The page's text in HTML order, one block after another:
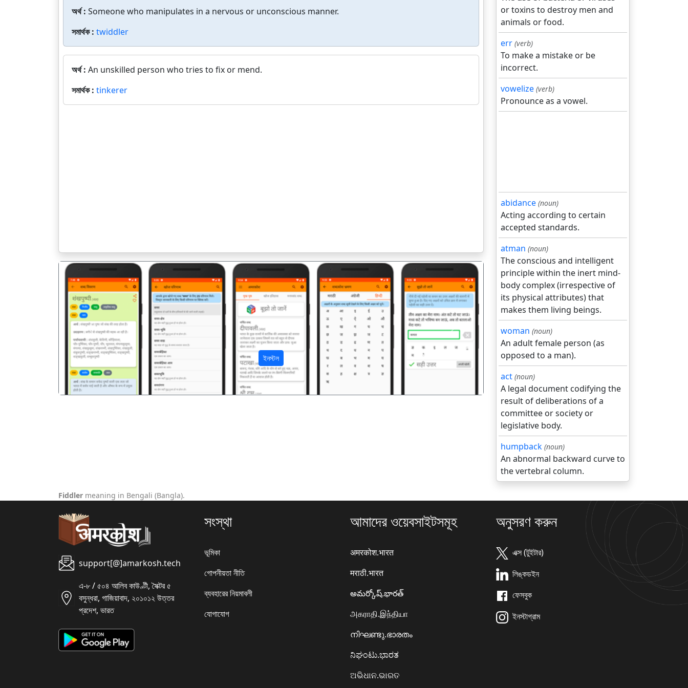
অর্থ : Someone who manipulates in a nervous or unconscious manner.
সমার্থক : twiddler
অর্থ : An unskilled person who tries to fix or mend.
সমার্থক : tinkerer
ইনস্টল
पिछला अगला
or toxins to destroy men and
animals or food.
err (verb)
To make a mistake or be
incorrect.
vowelize (verb)
Pronounce as a vowel.
abidance (noun)
Acting according to certain
accepted standards.
atman (noun)
The conscious and intelligent
principle within the inert mind-
body complex (irrespective of
its physical attributes) that
makes them living beings.
woman (noun)
An adult female person (as
opposed to a man).
act (noun)
A legal document codifying the
result of deliberations of a
committee or society or
legislative body.
humpback (noun)
An abnormal backward curve to
the vertebral column.
Fiddler meaning in Bengali (Bangla).
support[@]amarkosh.tech
এ-৮ / ৫০৪ আলিব কাউণ্টী, সৈক্টর ৫
বসুন্ধরা, গাজিয়াবাদ, ২০১০১২ উত্তর
প্রদেশ, ভারত
সংস্থা
ভূমিকা
গোপনীয়তা নীতি
ব্যবহারের নিয়মাবলী
যোগাযোগ
আমাদের ওয়েবসাইটসমূহ
अमरकोश.भारत
मराठी.भारत
అమర్కోష్.భారత్
அகராதி.இந்தியா
നിഘണ്ടു.ഭാരതം
ನಿಘಂಟು.ಭಾರತ
ଅଭିଧାନ.ଭାରତ
অনুসরণ করুন
এক্স (টুইটার)
লিঙ্কডইন
ফেসবুক
ইনস্টাগ্রাম